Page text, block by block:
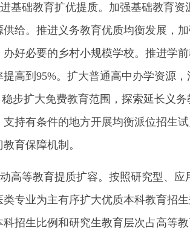
基础教育扩优提质。加强基础教育资
供给。推进义务教育优质均衡发展，
办好必要的乡村小规模学校。推进学
提高到95%。扩大普通高中办学资源
稳步扩大免费教育范围，探索延长义
支持有条件的地方开展均衡派位招生
育保障机制。
高等教育提质扩容。按照研究型、应
类专业为主有序扩大优质本科教育招
科招生比例和研究生教育层次占高等